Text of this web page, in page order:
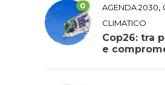
0 AGENDA 2030,
CLIMATICO
Cop26: tra
e